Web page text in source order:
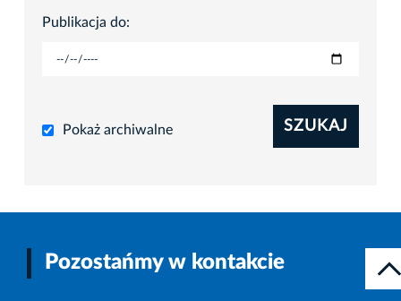
Publikacja do:
Pokaż archiwalne SZUKAJ
Pozostańmy w kontakcie